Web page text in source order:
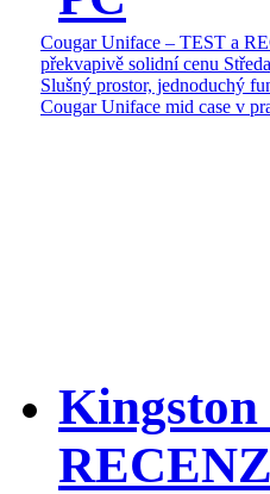
Cougar Uniface – TEST a
překvapivě solidní cenu
Slušný prostor, jednoduchý
Cougar Uniface mid case v
Kingston